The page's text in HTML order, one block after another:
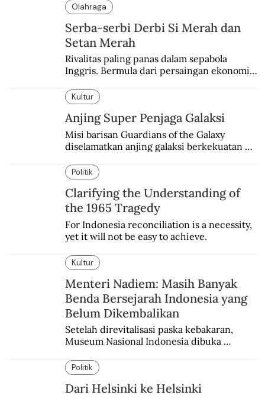
Olahraga
Serba-serbi Derbi Si Merah dan
Setan Merah
Rivalitas paling panas dalam sepabola
Inggris. Bermula dari persaingan ekonomi
Kultur
Anjing Super Penjaga Galaksi
Misi barisan Guardians of the Galaxy
diselamatkan anjing galaksi berkekuatan
si martir antariksa Soviet.
Politik
Clarifying the Understanding of
the 1965 Tragedy
For Indonesia reconciliation is a necessity,
yet it will not be easy to achieve.
Kultur
Menteri Nadiem: Masih Banyak
Benda Bersejarah Indonesia yang
Belum Dikembalikan
Setelah direvitalisasi paska kebakaran,
Museum Nasional Indonesia dibuka
Pameran Repatriasi 2024.
Politik
Dari Helsinki ke Helsinki